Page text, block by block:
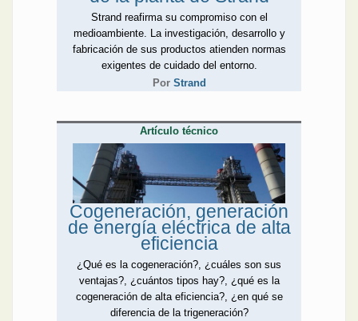
premisas son las que
sostiene el Foro de
Ingeniería Eléctrica que
durante el mes de octubre
tendrá lugar en la ciudad de
biodegradables para
transformadores y
soluciones innovadoras son
algunas de las
disertaciones que más
interesan al público
profesional.
Los fabricantes se suman a
la tendencia con
dispositivos que, no solo
son más eficientes, sino
además más robustos
(mayor vida útil) y con
Strand reafirma su compromiso con el
medioambiente. La investigación, desarrollo y
fabricación de sus productos atienden normas
exigentes de cuidado del entorno.
Por Strand
Artículo técnico
Cogeneración, generación
de energía eléctrica de alta
eficiencia
¿Qué es la cogeneración?, ¿cuáles son sus
ventajas?, ¿cuántos tipos hay?, ¿qué es la
cogeneración de alta eficiencia?, ¿en qué se
diferencia de la trigeneración?